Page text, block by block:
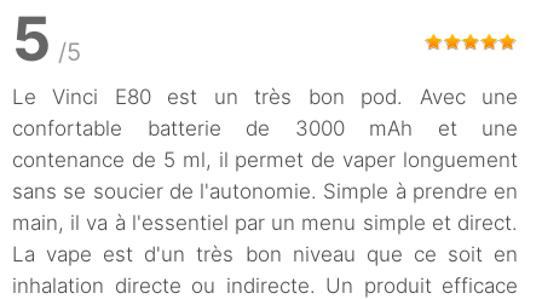
5 /5
Le Vinci E80 est un très bon pod. Avec une
confortable batterie de 3000 mAh et une
contenance de 5 ml, il permet de vaper longuement
sans se soucier de l'autonomie. Simple à prendre en
main, il va à l'essentiel par un menu simple et direct.
La vape est d'un très bon niveau que ce soit en
inhalation directe ou indirecte. Un produit efficace